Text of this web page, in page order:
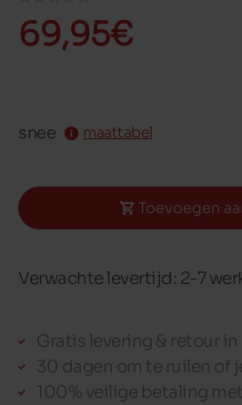
69,95€
snee maattabel
Toevoegen
Verwachte levertijd: 2-7
Gratis levering & retour
30 dagen om te ruilen of
100% veilige betaling